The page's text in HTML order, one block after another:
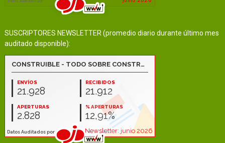
SUSCRIPTORES NEWSLETTER (promedio diario durante último mes
auditado disponible):